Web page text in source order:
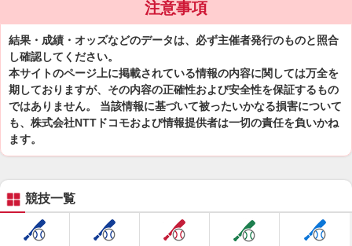
注意事項
結果・成績・オッズなどのデータは、必ず主催者発行のものと照合
し確認してください。
本サイトのページ上に掲載されている情報の内容に関しては万全を
期しておりますが、その内容の正確性および安全性を保証するもの
ではありません。 当該情報に基づいて被ったいかなる損害について
も、株式会社NTTドコモおよび情報提供者は一切の責任を負いかね
ます。
競技一覧